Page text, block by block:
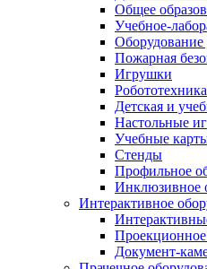
Общее
Учебное-
Оборудование
Пожарная
Игрушки
Робототехника
Детская и
Настольные
Учебные
Стенды
Профильное
Инклюзивное
Интерактивное
Документ-